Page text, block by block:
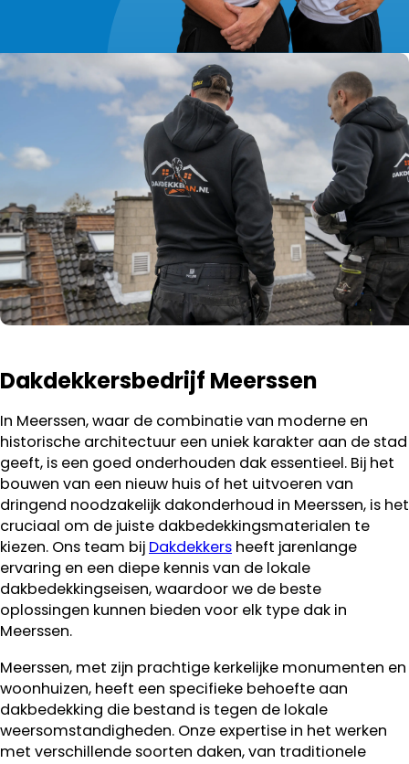
Dakdekkersbedrijf Meerssen
In Meerssen, waar de combinatie van moderne en
historische architectuur een uniek karakter aan de stad
geeft, is een goed onderhouden dak essentieel. Bij het
bouwen van een nieuw huis of het uitvoeren van
dringend noodzakelijk dakonderhoud in Meerssen, is het
cruciaal om de juiste dakbedekkingsmaterialen te
kiezen. Ons team bij Dakdekkers heeft jarenlange
ervaring en een diepe kennis van de lokale
dakbedekkingseisen, waardoor we de beste
oplossingen kunnen bieden voor elk type dak in
Meerssen.
Meerssen, met zijn prachtige kerkelijke monumenten en
woonhuizen, heeft een specifieke behoefte aan
dakbedekking die bestand is tegen de lokale
weersomstandigheden. Onze expertise in het werken
met verschillende soorten daken, van traditionele